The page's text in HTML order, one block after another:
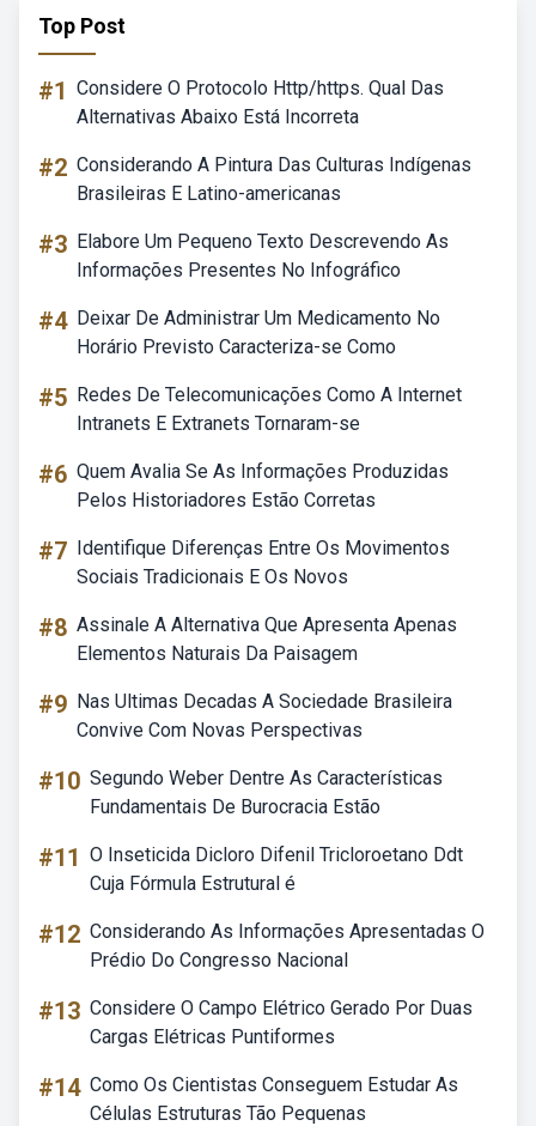
Top Post
#1 Considere O Protocolo Http/https. Qual Das
Alternativas Abaixo Está Incorreta
#2 Considerando A Pintura Das Culturas Indígenas
Brasileiras E Latino-americanas
#3 Elabore Um Pequeno Texto Descrevendo As
Informações Presentes No Infográfico
#4 Deixar De Administrar Um Medicamento No
Horário Previsto Caracteriza-se Como
#5 Redes De Telecomunicações Como A Internet
Intranets E Extranets Tornaram-se
#6 Quem Avalia Se As Informações Produzidas
Pelos Historiadores Estão Corretas
#7 Identifique Diferenças Entre Os Movimentos
Sociais Tradicionais E Os Novos
#8 Assinale A Alternativa Que Apresenta Apenas
Elementos Naturais Da Paisagem
#9 Nas Ultimas Decadas A Sociedade Brasileira
Convive Com Novas Perspectivas
#10 Segundo Weber Dentre As Características
Fundamentais De Burocracia Estão
#11 O Inseticida Dicloro Difenil Tricloroetano Ddt
Cuja Fórmula Estrutural é
#12 Considerando As Informações Apresentadas O
Prédio Do Congresso Nacional
#13 Considere O Campo Elétrico Gerado Por Duas
Cargas Elétricas Puntiformes
#14 Como Os Cientistas Conseguem Estudar As
Células Estruturas Tão Pequenas